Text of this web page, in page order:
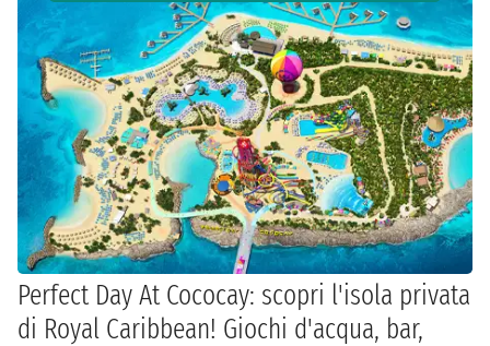
Perfect Day At Cococay: scopri l'isola privata
di Royal Caribbean! Giochi d'acqua, bar,